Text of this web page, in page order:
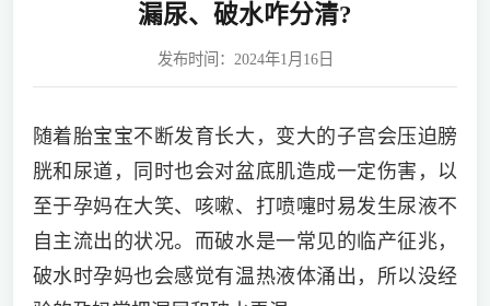
漏尿、破水咋分清?
发布时间：2024年1月16日
随着胎宝宝不断发育长大，变大的子宫会压迫膀
胱和尿道，同时也会对盆底肌造成一定伤害，以
至于孕妈在大笑、咳嗽、打喷嚏时易发生尿液不
自主流出的状况。而破水是一常见的临产征兆，
破水时孕妈也会感觉有温热液体涌出，所以没经